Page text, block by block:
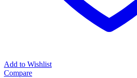
Add to Wishlist
Compare